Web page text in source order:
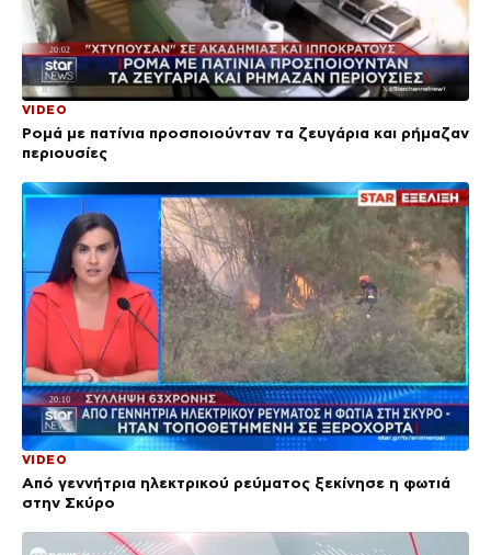
VIDEO
Ρομά με πατίνια προσποιούνταν τα ζευγάρια και ρήμαζαν
περιουσίες
VIDEO
Από γεννήτρια ηλεκτρικού ρεύματος ξεκίνησε η φωτιά
στην Σκύρο